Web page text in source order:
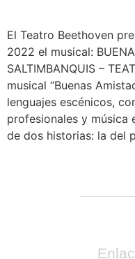
El Teatro Beethoven
2022 el musical:
SALTIMBANQUIS –
musical “Buenas
lenguajes escénicos,
profesionales y música
de dos historias: la del